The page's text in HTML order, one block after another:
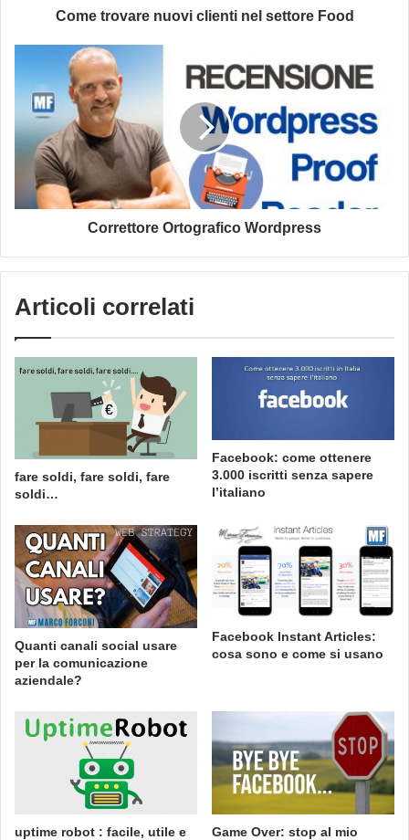
Come trovare nuovi clienti nel settore Food
Correttore
Ortografico
Wordpress
Correttore Ortografico Wordpress
Articoli correlati
fare soldi, fare soldi, fare
soldi…
Facebook: come ottenere
3.000 iscritti senza sapere
l’italiano
Quanti canali social usare
per la comunicazione
aziendale?
Facebook Instant Articles:
cosa sono e come si usano
uptime robot : facile, utile e
Game Over: stop al mio